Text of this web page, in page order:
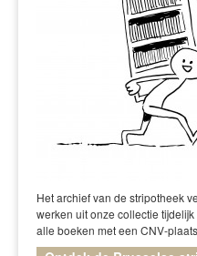
Het archief van de stripotheek
werken uit onze collectie
alle boeken met een CNV-